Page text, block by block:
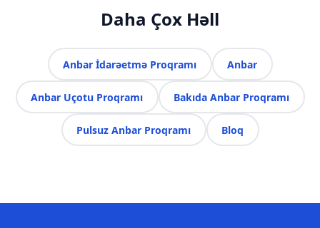
Daha Çox Həll
Anbar İdarəetmə Proqramı Anbar
Anbar Uçotu Proqramı Bakıda Anbar Proqramı
Pulsuz Anbar Proqramı Bloq